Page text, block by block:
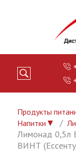
Продукты
Напитки ▼
Лимонад 0,5л
ВИНТ